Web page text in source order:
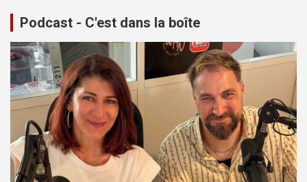
Podcast - C'est dans la boîte